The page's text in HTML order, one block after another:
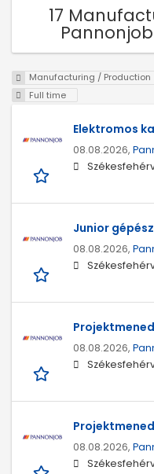
17
Manufacturing / Production
Full time
Elektromos
08.08.2026,
Junior
08.08.2026,
08.08.2026,
08.08.2026,